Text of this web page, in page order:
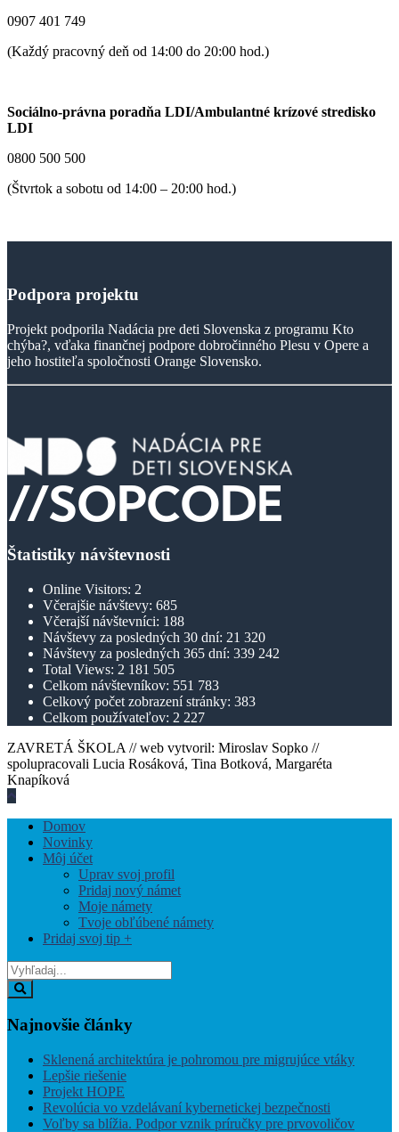
0907 401 749
(Každý pracovný deň od 14:00 do 20:00 hod.)
Sociálno-právna poradňa LDI/Ambulantné krízové stredisko
LDI
0800 500 500
(Štvrtok a sobotu od 14:00 – 20:00 hod.)
Podpora projektu
Projekt podporila Nadácia pre deti Slovenska z programu Kto
chýba?, vďaka finančnej podpore dobročinného Plesu v Opere a
jeho hostiteľa spoločnosti Orange Slovensko.
Štatistiky návštevnosti
Online Visitors: 2
Včerajšie návštevy: 685
Včerajší návštevníci: 188
Návštevy za posledných 30 dní: 21 320
Návštevy za posledných 365 dní: 339 242
Total Views: 2 181 505
Celkom návštevníkov: 551 783
Celkový počet zobrazení stránky: 383
Celkom používateľov: 2 227
ZAVRETÁ ŠKOLA // web vytvoril: Miroslav Sopko //
spolupracovali Lucia Rosáková, Tina Botková, Margaréta
Knapíková
Blízkosti
Offcanvas
Domov
Novinky
Môj účet
Uprav svoj profil
Pridaj nový námet
Moje námety
Tvoje obľúbené námety
Pridaj svoj tip +
Vyhľadaj
z:
Vyhľadaj
Najnovšie články
Sklenená architektúra je pohromou pre migrujúce vtáky
Lepšie riešenie
Projekt HOPE
Revolúcia vo vzdelávaní kybernetickej bezpečnosti
Voľby sa blížia. Podpor vznik príručky pre prvovoličov